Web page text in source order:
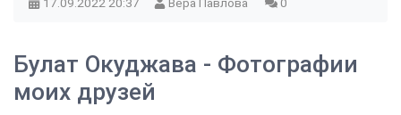
Булат Окуджава - Фотографии
моих друзей